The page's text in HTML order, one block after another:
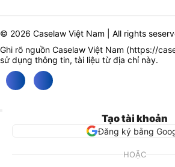
© 2026 Caselaw Việt Nam | All rights
Ghi rõ nguồn Caselaw Việt Nam (https://
sử dụng thông tin, tài liệu từ địa chỉ này.
Tạo tài khoản
Đăng ký bằng
HOẶC